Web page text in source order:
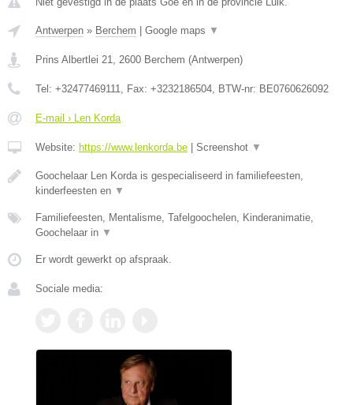
Antwerpen » Berchem Google maps ▼
Prins Albertlei 21, 2600 Berchem (Antwerpen)
Tel: +32477469111, Fax: +3232186504, BTW-nr: BE0760626092
E-mail › Len Korda
Website: https://www.lenkorda.be Screenshot ▼
Goochelaar Len Korda is gespecialiseerd in familiefeesten,
kinderfeesten en ▼
Familiefeesten, Mentalisme, Tafelgoochelen, Kinderanimatie,
Goochelaar in ▼
Er wordt gewerkt op afspraak.
Sociale media: